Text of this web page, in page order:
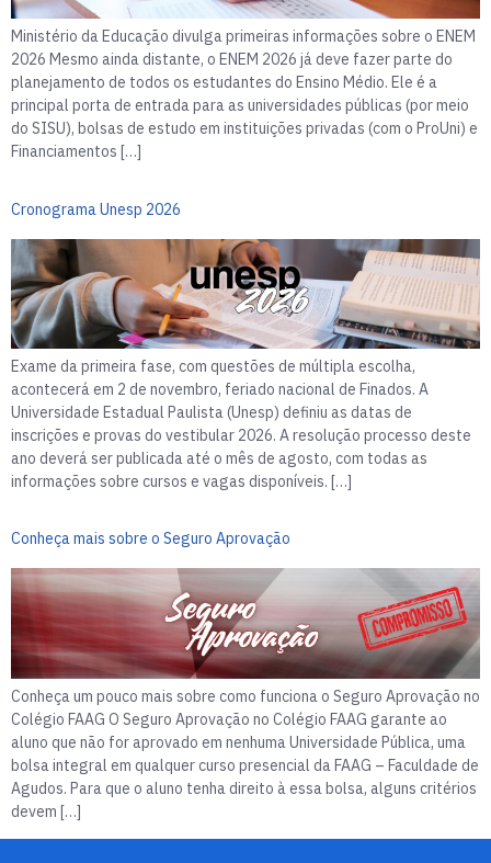
Ministério da Educação divulga primeiras informações sobre o ENEM
2026 Mesmo ainda distante, o ENEM 2026 já deve fazer parte do
planejamento de todos os estudantes do Ensino Médio. Ele é a
principal porta de entrada para as universidades públicas (por meio
do SISU), bolsas de estudo em instituições privadas (com o ProUni) e
Financiamentos […]
Cronograma Unesp 2026
Exame da primeira fase, com questões de múltipla escolha,
acontecerá em 2 de novembro, feriado nacional de Finados. A
Universidade Estadual Paulista (Unesp) definiu as datas de
inscrições e provas do vestibular 2026. A resolução processo deste
ano deverá ser publicada até o mês de agosto, com todas as
informações sobre cursos e vagas disponíveis. […]
Conheça mais sobre o Seguro Aprovação
Conheça um pouco mais sobre como funciona o Seguro Aprovação no
Colégio FAAG O Seguro Aprovação no Colégio FAAG garante ao
aluno que não for aprovado em nenhuma Universidade Pública, uma
bolsa integral em qualquer curso presencial da FAAG – Faculdade de
Agudos. Para que o aluno tenha direito à essa bolsa, alguns critérios
devem […]